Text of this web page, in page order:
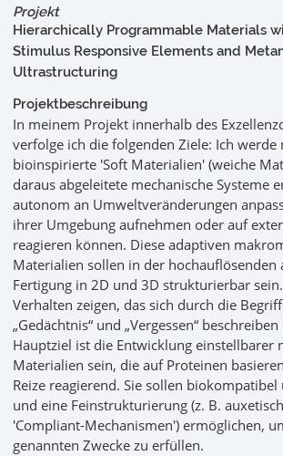
Projekt
Hierarchically Programmable Materials
Stimulus Responsive Elements and
Ultrastructuring
Projektbeschreibung
In meinem Projekt innerhalb des
verfolge ich die folgenden Ziele: Ich werde
bioinspirierte 'Soft Materialien' (weiche
daraus abgeleitete mechanische Systeme
autonom an Umweltveränderungen
ihrer Umgebung aufnehmen oder auf
reagieren können. Diese adaptiven
Materialien sollen in der hochauflösenden
Fertigung in 2D und 3D strukturierbar
Verhalten zeigen, das sich durch die
„Gedächtnis“ und „Vergessen“
Hauptziel ist die Entwicklung einstellbarer
Materialien sein, die auf Proteinen
Reize reagierend. Sie sollen
und eine Feinstrukturierung (z. B.
'Compliant-Mechanismen') ermöglichen,
genannten Zwecke zu erfüllen.